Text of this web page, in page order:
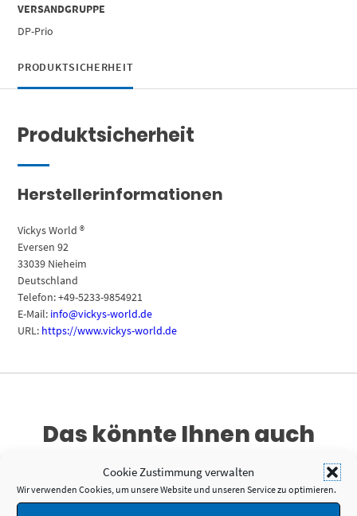
Cookie Zustimmung verwalten
Wir verwenden Cookies, um unsere Website und unseren Service zu optimieren.
VERSANDGRUPPE
DP-Prio
PRODUKTSICHERHEIT
Produktsicherheit
Herstellerinformationen
Vickys World ®
Eversen 92
33039 Nieheim
Deutschland
Telefon: +49-5233-9854921
E-Mail: info@vickys-world.de
URL: https://www.vickys-world.de
Das könnte Ihnen auch
gefallen …